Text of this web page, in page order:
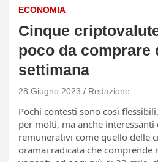
ECONOMIA
Cinque
poco da comprare
settimana
28 Giugno 2023 Redazione
Pochi contesti sono così
per molti, ma anche
remunerativi come quello delle
oramai radicata che comprende